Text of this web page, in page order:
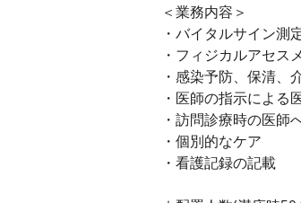
＜業務内容＞
・バイタルサイン測
・フィジカルアセス
・感染予防、保清、
・医師の指示による
・訪問診療時の医師
・個別的なケア
・看護記録の記載